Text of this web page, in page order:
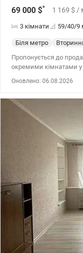
69 000 $* 1 169 $ /
3 кімнати 59/40/9
Біля метро
Пропонується до
окремими кімнатами у
магістралей.
«Чернігівська» та
площі . Зручна
Інфраструктура: У
школи, ліцеї,
клуби. Безготівковий
без комісії Моб. (096)
Оновлено: 06.08.2026